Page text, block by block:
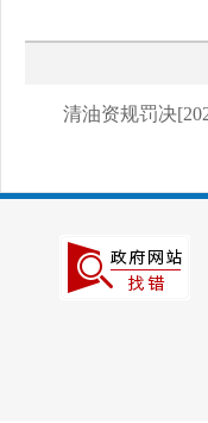
清油资规罚决